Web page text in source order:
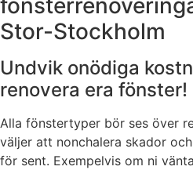
Stor-Stockholm
Undvik onödiga
renovera era fönster!
Alla fönstertyper bör ses över
väljer att nonchalera skador
för sent. Exempelvis om ni